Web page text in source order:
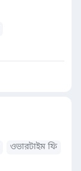
ওভারটাইম ফি